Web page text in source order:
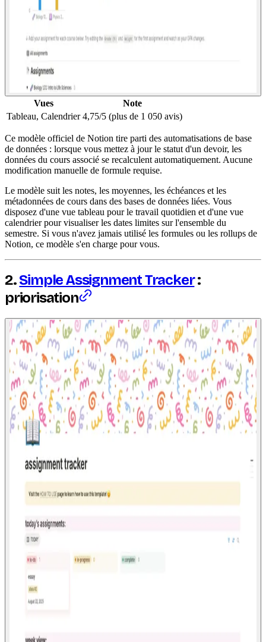
Vues
Note
Tableau, Calendrier 4,75/5 (plus de 1 050 avis)
Ce modèle officiel de Notion tire parti des automatisations de base
de données : lorsque vous mettez à jour le statut d'un devoir, les
données du cours associé se recalculent automatiquement. Aucune
modification manuelle de formule requise.
Le modèle suit les notes, les moyennes, les échéances et les
métadonnées de cours dans des bases de données liées. Vous
disposez d'une vue tableau pour le travail quotidien et d'une vue
calendrier pour visualiser les dates limites sur l'ensemble du
semestre. Si vous n'avez jamais utilisé les formules ou les rollups de
Notion, ce modèle s'en charge pour vous.
2.Simple Assignment Tracker:
priorisation